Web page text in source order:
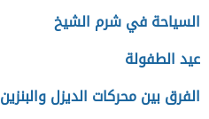
السياحة في شرم الشيخ
عيد الطفولة
الفرق بين محركات الديزل والبنزين